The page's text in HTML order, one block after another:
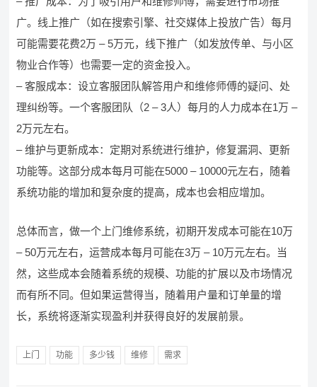
广。线上推广（如在搜索引擎、社交媒体上投放广告）每月
可能需要花费2万 – 5万元，线下推广（如发放传单、与小区
物业合作等）也需要一定的资金投入。
– 客服成本：设立客服团队解答用户和维修师傅的疑问、处
理纠纷等。一个客服团队（2 – 3人）每月的人力成本在1万 –
2万元左右。
– 维护与更新成本：定期对系统进行维护，修复漏洞、更新
功能等。这部分成本每月可能在5000 – 10000元左右，随着
系统功能的增加和复杂度的提高，成本也会相应增加。
总体而言，做一个上门维修系统，初期开发成本可能在10万
– 50万元左右，运营成本每月可能在3万 – 10万元左右。当
然，这些成本会随着系统的规模、功能的扩展以及市场情况
而有所不同。但如果运营得当，随着用户量和订单量的增
长，系统将逐渐实现盈利并获得良好的发展前景。
上门 功能 多少钱 维修 需求